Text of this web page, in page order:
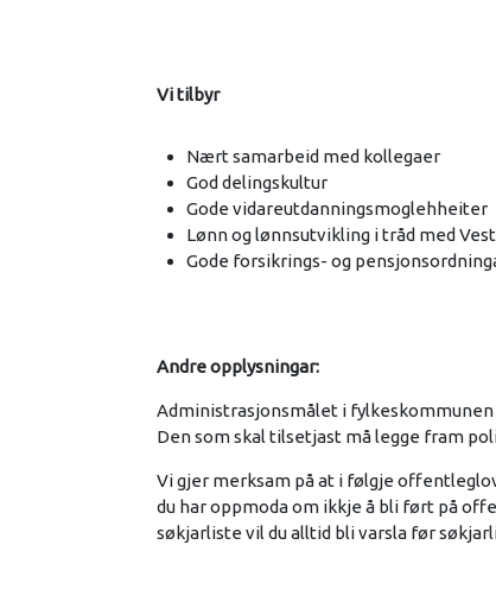
Vi tilbyr
Nært samarbeid med kollegaer
God delingskultur
Gode vidareutdanningsmoglehheiter
Lønn og lønnsutvikling i tråd med
Gode forsikrings- og
Andre opplysningar:
Administrasjonsmålet i
Den som skal tilsetjast må legge fram
Vi gjer merksam på at i følgje
du har oppmoda om ikkje å bli ført på
søkjarliste vil du alltid bli varsla før